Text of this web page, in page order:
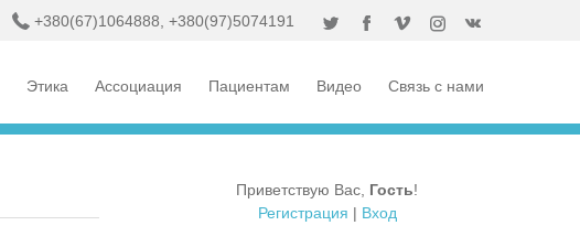
+380(67)1064888, +380(97)5074191
Этика Ассоциация Пациентам Видео Связь с нами
Приветствую Вас, Гость!
Регистрация | Вход